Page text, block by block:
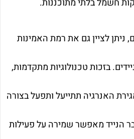
ניתן לציין גם את רמת האמינות
בזכות טכנולוגיות מתקדמות,
האנרגיה תתייעל ותפעל בצורה
הנייד מאפשר שמירה על פעילות